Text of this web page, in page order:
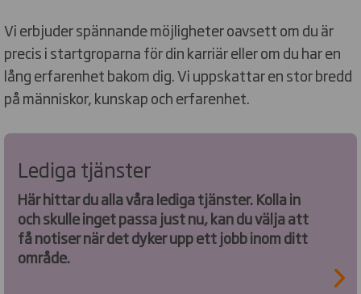
Vi erbjuder spännande möjligheter oavsett om du är
precis i startgroparna för din karriär eller om du har en
lång erfarenhet bakom dig. Vi uppskattar en stor bredd
på människor, kunskap och erfarenhet.
Lediga tjänster
Här hittar du alla våra lediga tjänster. Kolla in
och skulle inget passa just nu, kan du välja att
få notiser när det dyker upp ett jobb inom ditt
område.